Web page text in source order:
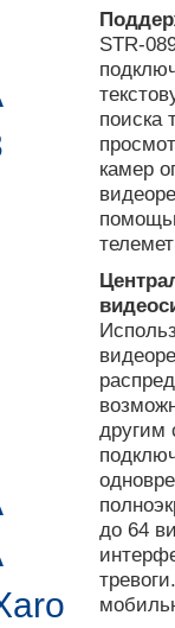
STR-
поиска
камер
другим
до 64